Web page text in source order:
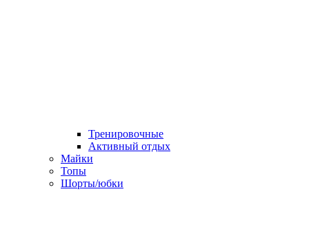
Тренировочные
Активный отдых
Майки
Топы
Шорты/юбки